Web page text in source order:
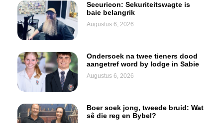
Securicon: Sekuriteitswagte is
baie belangrik
Augustus 6, 2026
Ondersoek na twee tieners dood
aangetref word by lodge in Sabie
Augustus 6, 2026
Boer soek jong, tweede bruid: Wat
sê die reg en Bybel?